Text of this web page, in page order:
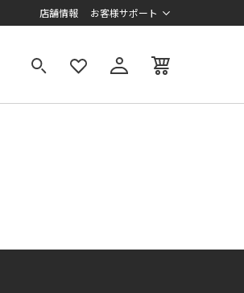
店舗情報 お客様サポート